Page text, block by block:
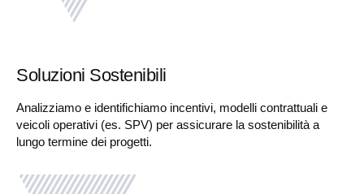
Soluzioni Sostenibili
Analizziamo e identifichiamo incentivi, modelli contrattuali e
veicoli operativi (es. SPV) per assicurare la sostenibilità a
lungo termine dei progetti.